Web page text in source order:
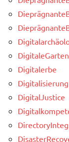
Digitalerbe
Digitalisierung
DigitalJustice